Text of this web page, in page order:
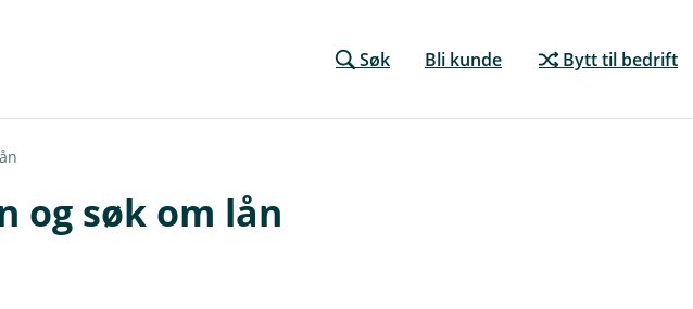
Søk Bli kunde Bytt til bedrift
og søk om lån